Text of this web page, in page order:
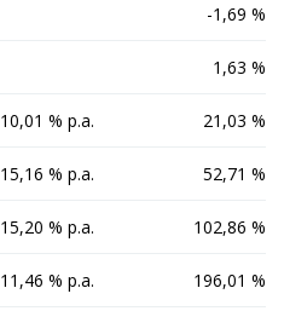
-1,69 %
1,63 %
10,01 % p.a. 21,03 %
15,16 % p.a. 52,71 %
15,20 % p.a. 102,86 %
11,46 % p.a.
196,01 %